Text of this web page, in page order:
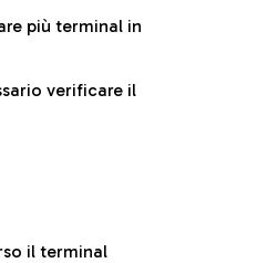
più terminal in
verificare il
il terminal